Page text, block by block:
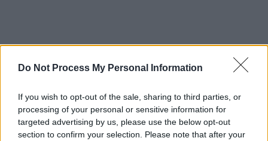
Do Not Process My Personal Information
If you wish to opt-out of the sale, sharing to third parties, or
processing of your personal or sensitive information for
targeted advertising by us, please use the below opt-out
section to confirm your selection. Please note that after your